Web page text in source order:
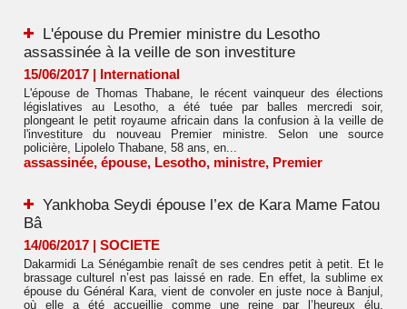
L'épouse du Premier ministre du Lesotho
assassinée à la veille de son investiture
15/06/2017 | International
L'épouse de Thomas Thabane, le récent vainqueur des élections
législatives au Lesotho, a été tuée par balles mercredi soir,
plongeant le petit royaume africain dans la confusion à la veille de
l'investiture du nouveau Premier ministre. Selon une source
policière, Lipolelo Thabane, 58 ans, en...
assassinée, épouse, Lesotho, ministre, Premier
Yankhoba Seydi épouse l’ex de Kara Mame Fatou
Bâ
14/06/2017 | SOCIETE
Dakarmidi La Sénégambie renaît de ses cendres petit à petit. Et le
brassage culturel n’est pas laissé en rade. En effet, la sublime ex
épouse du Général Kara, vient de convoler en juste noce à Banjul,
où elle a été accueillie comme une reine par l’heureux élu,